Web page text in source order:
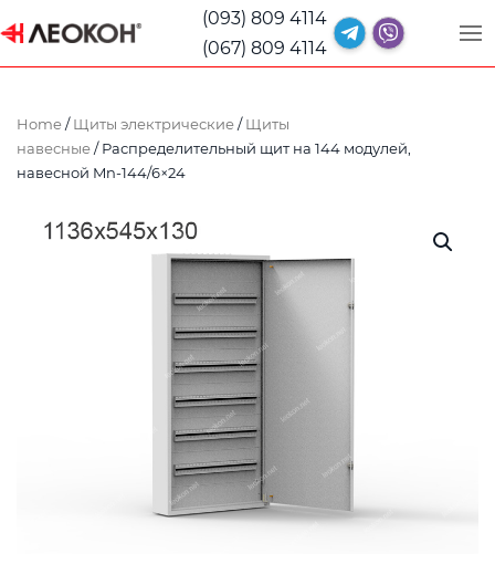
(093) 809 4114
(067) 809 4114
Home/Щиты электрические/Щиты
навесные/ Распределительный щит на 144 модулей,
навесной Mn-144/6×24